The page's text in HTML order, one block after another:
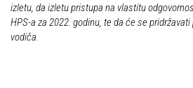
izletu, da izletu pristupa na vlastitu
HPS-a za 2022. godinu, te da će se
vodiča.